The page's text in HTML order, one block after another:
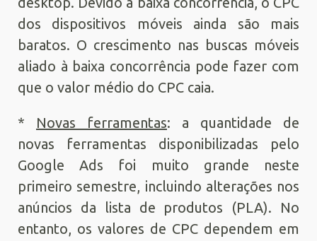
dos dispositivos móveis ainda são mais
baratos. O crescimento nas buscas móveis
aliado à baixa concorrência pode fazer com
que o valor médio do CPC caia.
* Novas ferramentas: a quantidade de
novas ferramentas disponibilizadas pelo
Google Ads foi muito grande neste
primeiro semestre, incluindo alterações nos
anúncios da lista de produtos (PLA). No
entanto, os valores de CPC dependem em